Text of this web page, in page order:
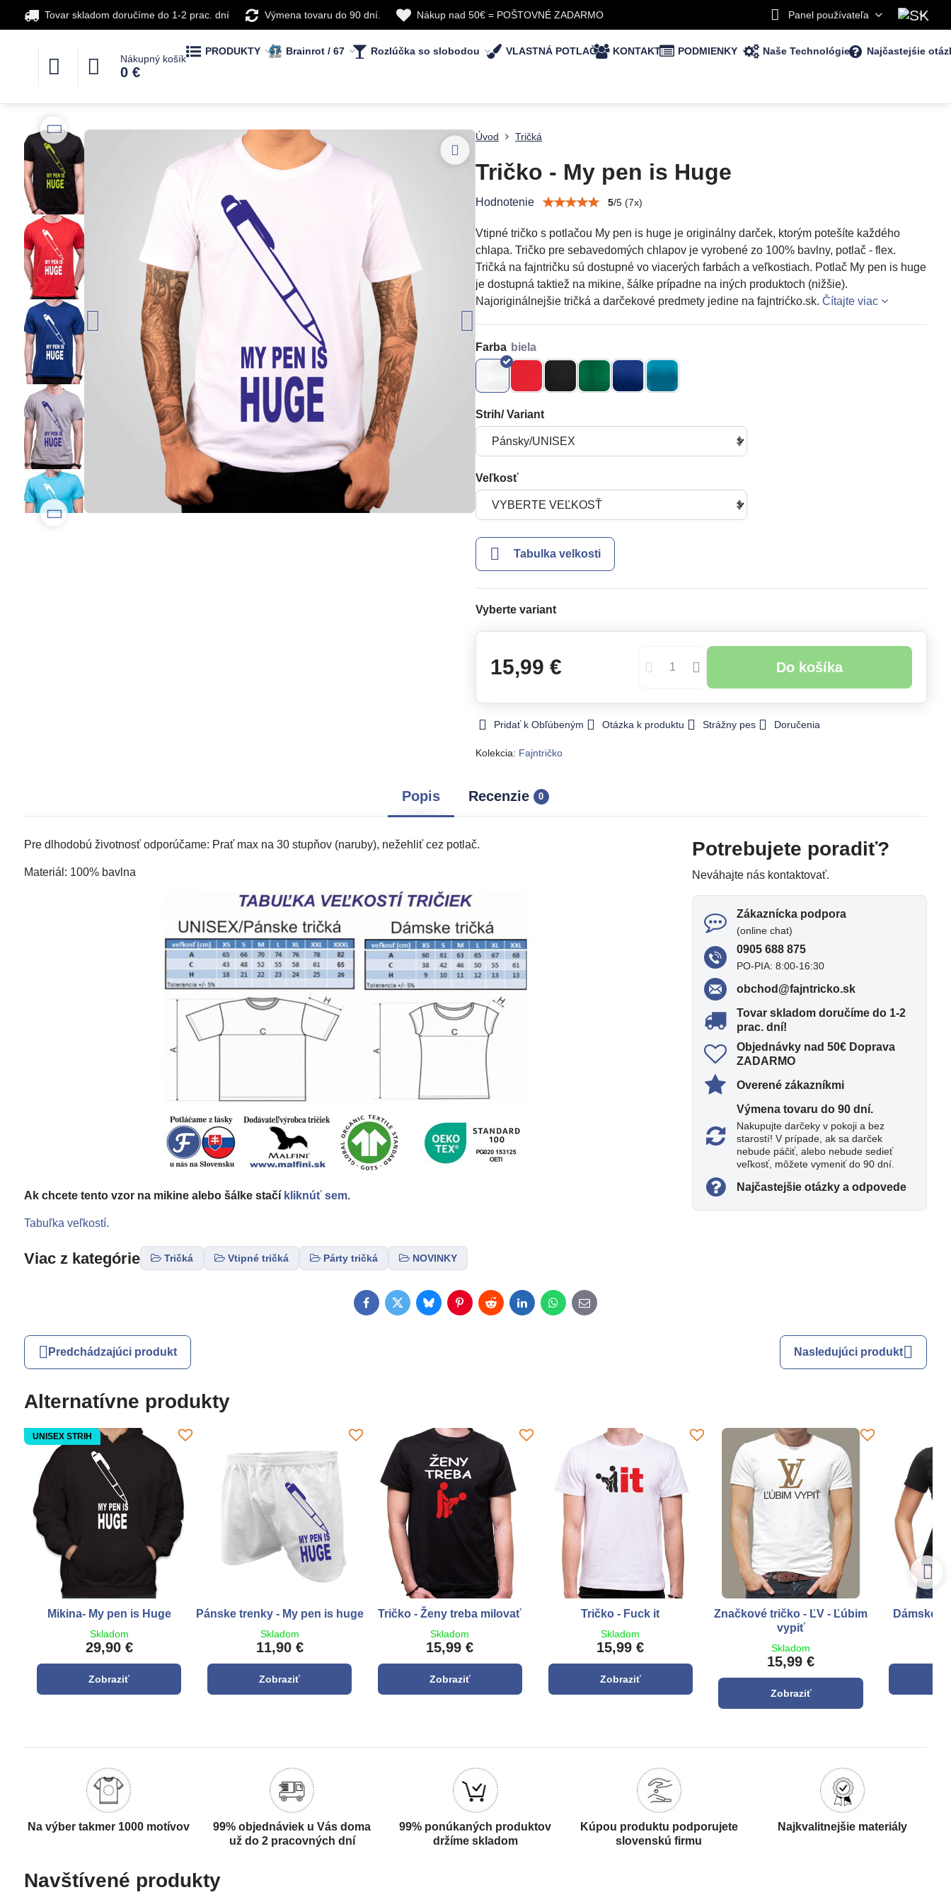
Tovar skladom doručíme do 1-2 prac. dní Výmena tovaru do 90 dní. Nákup nad 50€ = POŠTOVNÉ ZADARMO Panel používateľa
Nákupný košík
0 €
PRODUKTY Brainrot / 67 Rozlúčka so slobodou VLASTNÁ POTLAČ KONTAKT PODMIENKY Naše Technológie Najčastejśie
Úvod Tričká
Tričko - My pen is Huge
Hodnotenie 5/5(7x)
Vtipné tričko s potlačou My pen is huge je originálny darček, ktorým potešíte každého
chlapa. Tričko pre sebavedomých chlapov je vyrobené zo 100% bavlny, potlač - flex.
Tričká na fajntričku sú dostupné vo viacerých farbách a veľkostiach. Potlač My pen is huge
je dostupná taktiež na mikine, šálke prípadne na iných produktoch (nižšie).
Najoriginálnejšie tričká a darčekové predmety jedine na fajntrićko.sk. Čítajte viac
Farba
Strih/ Variant
Veľkosť
Tabulka velkosti
Vyberte variant
15,99 € Do košíka
Pridať k Obľúbeným Otázka k produktu Strážny pes Doručenia
Kolekcia: Fajntričko
Popis Recenzie 0
Pre dlhodobú životnosť odporúčame: Prať max na 30 stupňov (naruby), nežehliť cez potlač.
Materiál: 100% bavlna
Ak chcete tento vzor na mikine alebo šálke stačí kliknúť sem.
Tabuľka veľkostí.
Viac z kategórie Tričká Vtipné tričká Párty tričká NOVINKY
Potrebujete poradiť?
Neváhajte nás kontaktovať.
Zákaznícka podpora
(online chat)
0905 688 875
PO-PIA: 8:00-16:30
obchod​@fajntricko​.sk
Tovar skladom doručíme do 1-2
prac​. dní!
Objednávky nad 50€ Doprava
ZADARMO
Overené zákazníkmi
Výmena tovaru do 90 dní​.
Nakupujte darčeky v pokoji a bez
starostí! V prípade, ak sa darček
nebude páčiť, alebo nebude sedieť
veľkosť, môžete vymeniť do 90 dní.
Najčastejšie otázky a odpovede
FacebookTwitterBlueskyPinterestRedditLinkedInWhatsApp
E-
mail
Predchádzajúci produkt Nasledujúci produkt
Alternatívne produkty
UNISEX STRIH
Mikina- My pen is Huge
Skladom
29,90 €
Zobraziť
Pánske trenky - My pen is huge
Skladom
11,90 €
Zobraziť
Tričko - Ženy treba milovať
Skladom
15,99 €
Zobraziť
Tričko - Fuck it
Skladom
15,99 €
Zobraziť
Značkové tričko - ĽV - Ľúbim
vypiť
Skladom
15,99 €
Zobraziť
Dámske
Na výber takmer 1000 motívov
99% objednáviek u Vás doma
už do 2 pracovných dní
99% ponúkaných produktov
držíme skladom
Kúpou produktu podporujete
slovenskú firmu
Najkvalitnejšie materiály
Navštívené produkty